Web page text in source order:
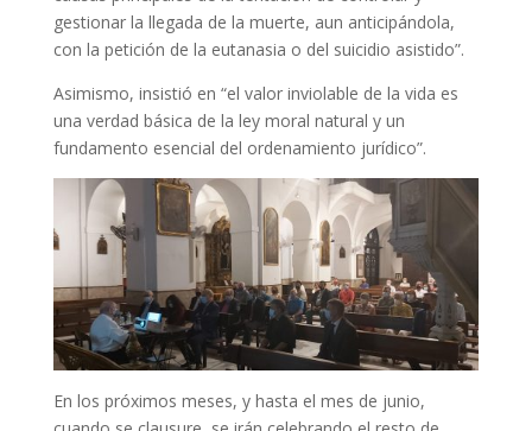
gestionar la llegada de la muerte, aun anticipándola,
con la petición de la eutanasia o del suicidio asistido”.
Asimismo, insistió en “el valor inviolable de la vida es
una verdad básica de la ley moral natural y un
fundamento esencial del ordenamiento jurídico”.
En los próximos meses, y hasta el mes de junio,